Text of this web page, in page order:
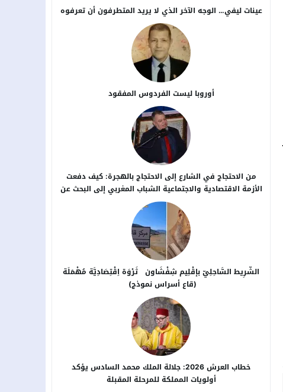
عينات ليفي… الوجه الآخر الذي لا يريد المتطرفون أن تعرفوه
أوروبا ليست الفردوس المفقود
من الاحتجاج في الشارع إلى الاحتجاج بالهجرة: كيف دفعت
الأزمة الاقتصادية والاجتماعية الشباب المغربي إلى البحث عن
بدائل خارج الوطن؟
الشَّرِيط السَّاحِلِيّ بإقْلِيم شِفْشَاون ثَرْوَة اِقْتِصَادِيَّة مُهْمَلَة
(قاع أسراس نموذج)
خطاب العرش 2026: جلالة الملك محمد السادس يؤكد
أولويات المملكة للمرحلة المقبلة